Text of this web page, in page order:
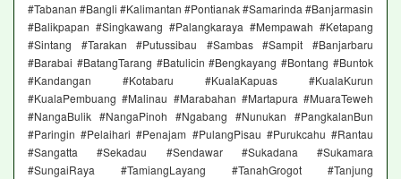
#Tabanan #Bangli #Kalimantan #Pontianak #Samarinda #Banjarmasin
#Balikpapan #Singkawang #Palangkaraya #Mempawah #Ketapang
#Sintang #Tarakan #Putussibau #Sambas #Sampit #Banjarbaru
#Barabai #BatangTarang #Batulicin #Bengkayang #Bontang #Buntok
#Kandangan #Kotabaru #KualaKapuas #KualaKurun
#KualaPembuang #Malinau #Marabahan #Martapura #MuaraTeweh
#NangaBulik #NangaPinoh #Ngabang #Nunukan #PangkalanBun
#Paringin #Pelaihari #Penajam #PulangPisau #Purukcahu #Rantau
#Sangatta #Sekadau #Sendawar #Sukadana #Sukamara
#SungaiRaya #TamiangLayang #TanahGrogot #Tanjung